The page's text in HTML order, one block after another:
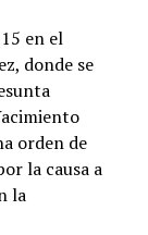
en el
donde se
orden de
la causa a
la